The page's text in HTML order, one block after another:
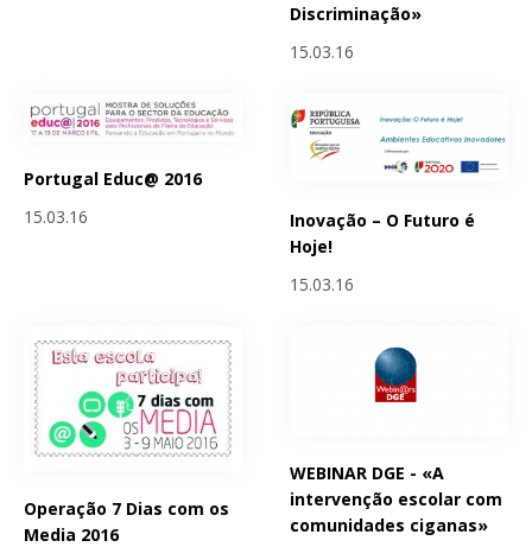
Discriminação»
15.03.16
Portugal Educ@ 2016
15.03.16
Inovação – O Futuro é
Hoje!
15.03.16
Operação 7 Dias com os
Media 2016
WEBINAR DGE - «A
intervenção escolar com
comunidades ciganas»